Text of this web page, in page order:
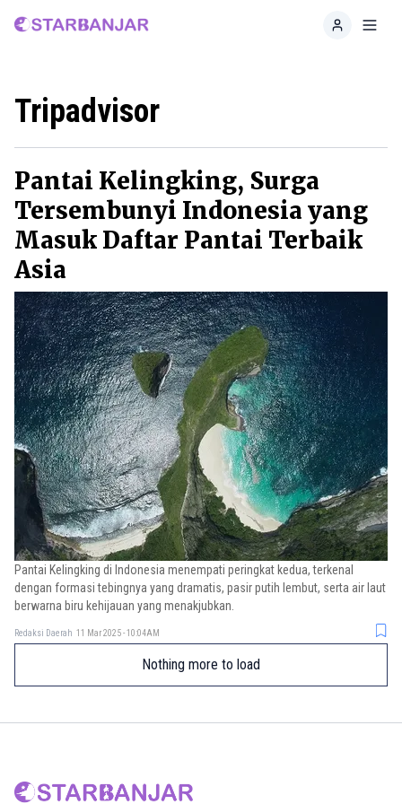
Home
Tripadvisor
Pantai Kelingking, Surga
Tersembunyi Indonesia yang
Masuk Daftar Pantai Terbaik
Asia
Pantai Kelingking di Indonesia menempati peringkat kedua, terkenal
dengan formasi tebingnya yang dramatis, pasir putih lembut, serta air laut
berwarna biru kehijauan yang menakjubkan.
Redaksi Daerah 11 Mar 2025 - 10:04AM
Nothing more to load